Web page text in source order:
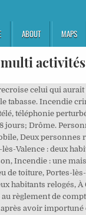
ABOUT MAPS
celui qui
tabasse. Incendie
téléphonie
jours; Drôme.
Deux personnes
Valence : deux
Incendie : une
de toiture, Portes-
habitants relogés,
règlement de
avoir importuné